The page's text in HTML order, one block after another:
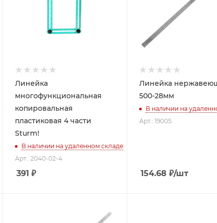
Линейка
многофункциональная
копировальная
пластиковая 4 части
Sturm!
В наличии на удаленном складе
Арт.: 2040-02-4
391 ₽
Линейка
500-28мм
В наличии на
Арт.: 19005
154.68 ₽/шт